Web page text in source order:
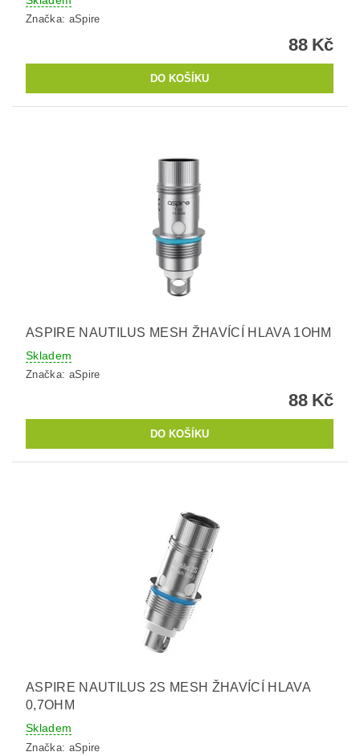
Značka: aSpire
88 Kč
ASPIRE NAUTILUS MESH ŽHAVÍCÍ HLAVA 1OHM
Skladem
Značka: aSpire
88 Kč
ASPIRE NAUTILUS 2S MESH ŽHAVÍCÍ HLAVA
0,7OHM
Skladem
Značka: aSpire